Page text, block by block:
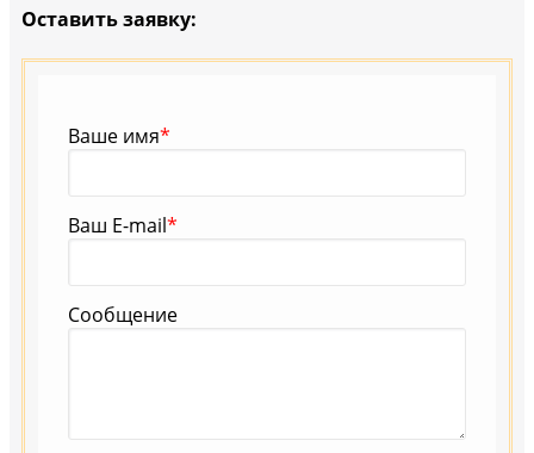
Оставить заявку:
Ваше имя*
Ваш E-mail*
Сообщение